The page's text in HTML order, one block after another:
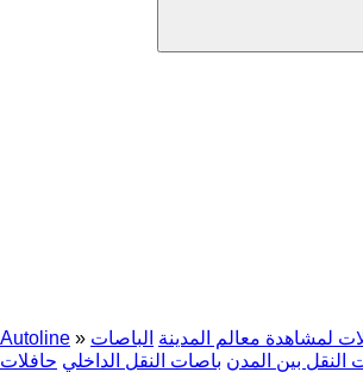
Autoline » لمشاهدة معالم المدينة الباصات
النقل بين المدن باصات النقل الداخلي حافلات